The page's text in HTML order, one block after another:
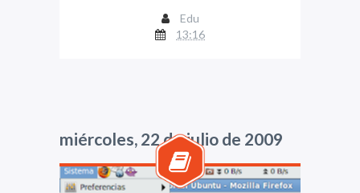
Edu
13:16
miércoles, 22 de julio de 2009